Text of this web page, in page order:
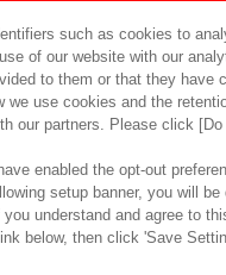
such as cookies to
of our website with our
to them or that they
we use cookies and the
our partners. Please click
enabled the opt-out
setup banner, you will
understand and agree to
below, then click 'Save